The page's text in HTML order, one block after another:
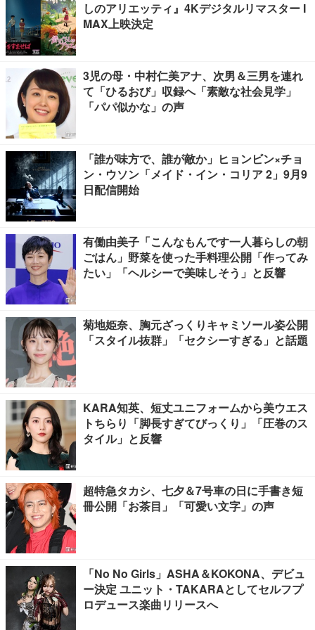
しのアリエッティ』4Kデジタルリマスター I
MAX上映決定
3児の母・中村仁美アナ、次男＆三男を連れ
て「ひるおび」収録へ「素敵な社会見学」
「パパ似かな」の声
「誰が味方で、誰が敵か」ヒョンビン×チョ
ン・ウソン「メイド・イン・コリア 2」9月9
日配信開始
有働由美子「こんなもんです一人暮らしの朝
ごはん」野菜を使った手料理公開「作ってみ
たい」「ヘルシーで美味しそう」と反響
菊地姫奈、胸元ざっくりキャミソール姿公開
「スタイル抜群」「セクシーすぎる」と話題
KARA知英、短丈ユニフォームから美ウエス
トちらり「脚長すぎてびっくり」「圧巻のス
タイル」と反響
超特急タカシ、七夕＆7号車の日に手書き短
冊公開「お茶目」「可愛い文字」の声
「No No Girls」ASHA＆KOKONA、デビュ
ー決定 ユニット・TAKARAとしてセルフプ
ロデュース楽曲リリースへ